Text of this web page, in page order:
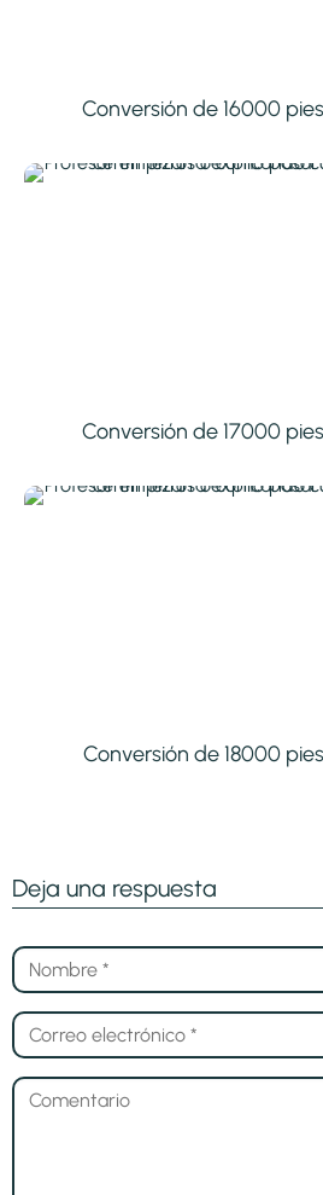
Conversión de 16000
Conversión de 17000
Conversión de 18000
Deja una respuesta